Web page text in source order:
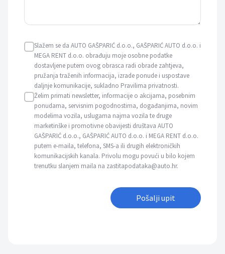
Slažem se da AUTO GAŠPARIĆ d.o.o., GAŠPARIĆ AUTO d.o.o. i
MEGA RENT d.o.o. obrađuju moje osobne podatke
dostavljene putem ovog obrasca radi obrade zahtjeva,
pružanja traženih informacija, izrade ponude i uspostave
daljnje komunikacije, sukladno Pravilima privatnosti.
Želim primati newsletter, informacije o akcijama, posebnim
ponudama, servisnim pogodnostima, događanjima, novim
modelima vozila, uslugama najma vozila te druge
marketinške i promotivne obavijesti društava AUTO
GAŠPARIĆ d.o.o., GAŠPARIĆ AUTO d.o.o. i MEGA RENT d.o.o.
putem e-maila, telefona, SMS-a ili drugih elektroničkih
komunikacijskih kanala. Privolu mogu povući u bilo kojem
trenutku slanjem maila na zastitapodataka@auto.hr.
Pošalji upit